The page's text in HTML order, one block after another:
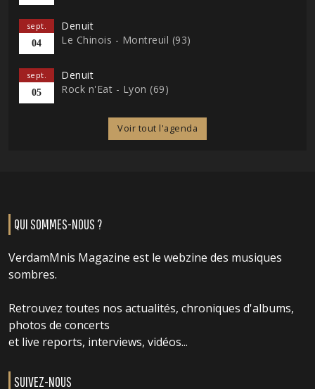
sept.
04
Denuit
Le Chinois - Montreuil (93)
sept.
05
Denuit
Rock n'Eat - Lyon (69)
Voir tout l'agenda
QUI SOMMES-NOUS ?
VerdamMnis Magazine est le webzine des musiques
sombres.
Retrouvez toutes nos actualités, chroniques d'albums,
photos de concerts
et live reports, interviews, vidéos...
SUIVEZ-NOUS